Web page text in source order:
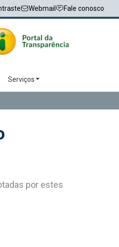
Webmail Fale conosco
Serviços
por estes